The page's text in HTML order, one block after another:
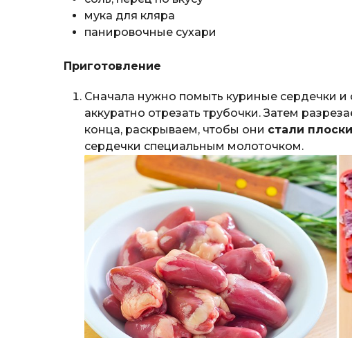
мука для кляра
панировочные сухари
Приготовление
Сначала нужно помыть куриные сердечки и
аккуратно отрезать трубочки. Затем
конца, раскрываем, чтобы они стали
сердечки специальным молоточком.